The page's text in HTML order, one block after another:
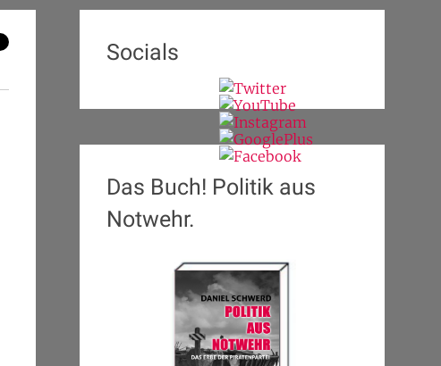
Socials
Das Buch! Politik aus
Notwehr.